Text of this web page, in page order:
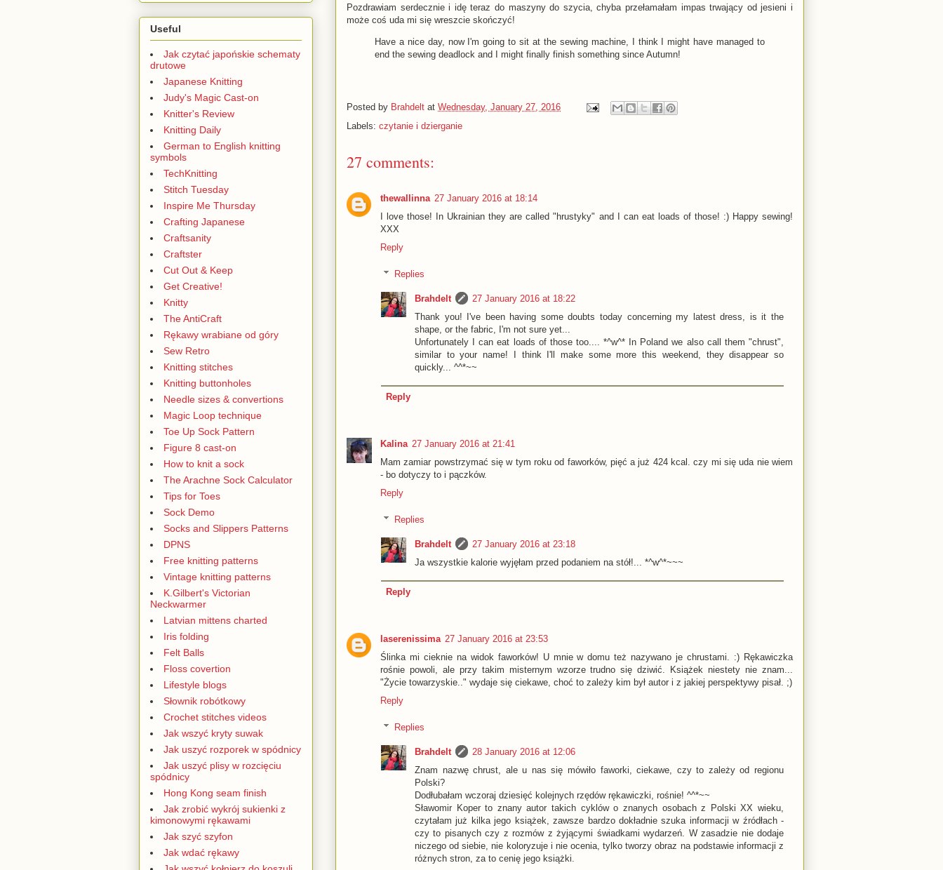
Pozdrawiam serdecznie i idę teraz do maszyny do szycia, chyba przełamałam impas trwający od jesieni i
może coś uda mi się wreszcie skończyć!
Have a nice day, now I'm going to sit at the sewing machine, I think I might have managed to
end the sewing deadlock and I might finally finish something since Autumn!
Posted by Brahdelt at Wednesday, January 27, 2016
Labels: czytanie i dzierganie
27 comments:
thewallinna 27 January 2016 at 18:14
I love those! In Ukrainian they are called "hrustyky" and I can eat loads of those! :) Happy sewing!
XXX
Reply
Replies
Brahdelt
27 January 2016 at 18:22
Thank you! I've been having some doubts today concerning my latest dress, is it the
shape, or the fabric, I'm not sure yet...
Unfortunately I can eat loads of those too.... *^w^* In Poland we also call them "chrust",
similar to your name! I think I'll make some more this weekend, they disappear so
quickly... ^^*~~
Reply
Kalina 27 January 2016 at 21:41
Mam zamiar powstrzymać się w tym roku od faworków, pięć a już 424 kcal. czy mi się uda nie wiem
- bo dotyczy to i pączków.
Reply
Replies
Brahdelt
27 January 2016 at 23:18
Ja wszystkie kalorie wyjęłam przed podaniem na stół!... *^w^*~~~
Reply
laserenissima 27 January 2016 at 23:53
Ślinka mi cieknie na widok faworków! U mnie w domu też nazywano je chrustami. :) Rękawiczka
rośnie powoli, ale przy takim misternym wzorze trudno się dziwić. Książek niestety nie znam...
"Życie towarzyskie.." wydaje się ciekawe, choć to zależy kim był autor i z jakiej perspektywy pisał. ;)
Reply
Replies
Brahdelt
28 January 2016 at 12:06
Znam nazwę chrust, ale u nas się mówiło faworki, ciekawe, czy to zależy od regionu
Polski?
Dodłubałam wczoraj dziesięć kolejnych rzędów rękawiczki, rośnie! ^^*~~
Sławomir Koper to znany autor takich cyklów o znanych osobach z Polski XX wieku,
czytałam już kilka jego książek, zawsze bardzo dokładnie szuka informacji w źródłach -
czy to pisanych czy z rozmów z żyjącymi świadkami wydarzeń. W zasadzie nie dodaje
niczego od siebie, nie koloryzuje i nie ocenia, tylko tworzy obraz na podstawie informacji z
różnych stron, za to cenię jego książki.
Useful
Jak czytać japońskie schematy
drutowe
Japanese Knitting
Judy's Magic Cast-on
Knitter's Review
Knitting Daily
German to English knitting
symbols
TechKnitting
Stitch Tuesday
Inspire Me Thursday
Crafting Japanese
Craftsanity
Craftster
Cut Out & Keep
Get Creative!
Knitty
The AntiCraft
Rękawy wrabiane od góry
Sew Retro
Knitting stitches
Knitting buttonholes
Needle sizes & convertions
Magic Loop technique
Toe Up Sock Pattern
Figure 8 cast-on
How to knit a sock
The Arachne Sock Calculator
Tips for Toes
Sock Demo
Socks and Slippers Patterns
DPNS
Free knitting patterns
Vintage knitting patterns
K.Gilbert's Victorian
Neckwarmer
Latvian mittens charted
Iris folding
Felt Balls
Floss covertion
Lifestyle blogs
Słownik robótkowy
Crochet stitches videos
Jak wszyć kryty suwak
Jak uszyć rozporek w spódnicy
Jak uszyć plisy w rozcięciu
spódnicy
Hong Kong seam finish
Jak zrobić wykrój sukienki z
kimonowymi rękawami
Jak szyć szyfon
Jak wdać rękawy